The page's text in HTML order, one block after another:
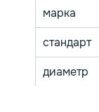
марка
стандарт
диаметр